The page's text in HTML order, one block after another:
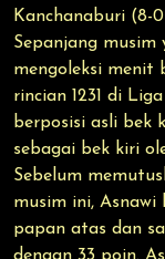
Kanchanaburi (8-
Sepanjang
mengoleksi menit
rincian 1231 di
berposisi asli bek
sebagai bek kiri
Sebelum
musim ini,
papan atas dan
dengan 33 poin.